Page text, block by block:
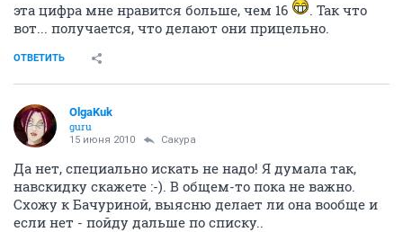
эта цифра мне нравится больше, чем 16
. Так что
вот... получается, что делают они прицельно.
ОТВЕТИТЬ
OlgaKuk
guru
15 июня 2010 Сакура
Да нет, специально искать не надо! Я думала так,
навскидку скажете :-). В общем-то пока не важно.
Схожу к Бачуриной, выясню делает ли она вообще и
если нет - пойду дальше по списку..